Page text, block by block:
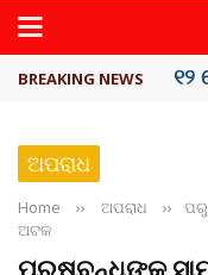
BREAKING NEWS
ଅପରାଧ
Home ›› ଅପରାଧ ››
ଅଟକ